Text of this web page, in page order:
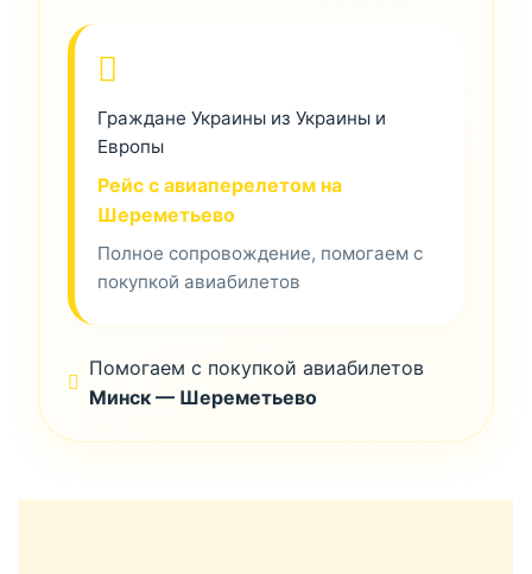
Граждане Украины из Украины и
Европы
Рейс с авиаперелетом на
Шереметьево
Полное сопровождение, помогаем с
покупкой авиабилетов
Помогаем с покупкой авиабилетов
Минск — Шереметьево